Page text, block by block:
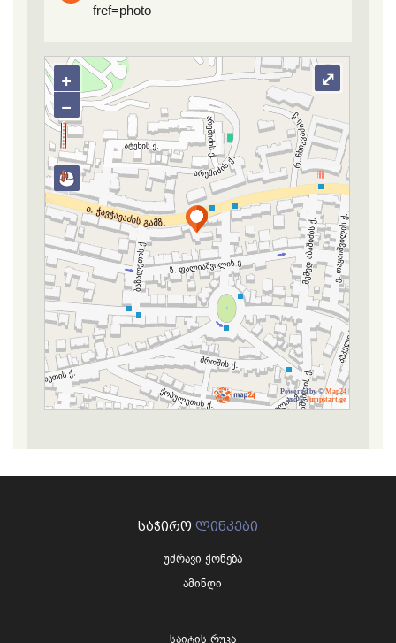
fref=photo
+
−
Powered by ©Map24
and ©Jumpstart.ge
⤢
ᲡᲐᲭᲘᲠᲝ ᲚᲘᲜᲙᲔᲑᲘ
უძრავი ქონება
ამინდი
საიტის რუკა